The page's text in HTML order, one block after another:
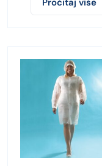
Pročitaj više